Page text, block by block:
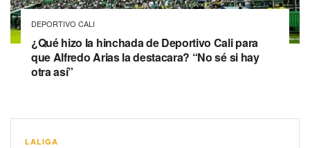
DEPORTIVO CALI
¿Qué hizo la hinchada de Deportivo Cali para
que Alfredo Arias la destacara? “No sé si hay
otra así”
LALIGA